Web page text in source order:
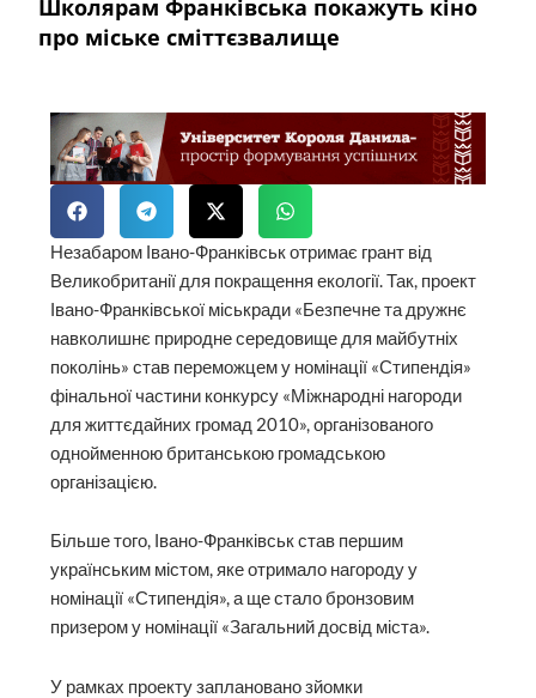
Школярам Франківська покажуть кіно
про міське сміттєзвалище
Незабаром Івано-Франківськ отримає грант від
Великобританії для покращення екології. Так, проект
Івано-Франківської міськради «Безпечне та дружнє
навколишнє природне середовище для майбутніх
поколінь» став переможцем у номінації «Стипендія»
фінальної частини конкурсу «Міжнародні нагороди
для життєдайних громад 2010», організованого
однойменною британською громадською
організацією.
Більше того, Івано-Франківськ став першим
українським містом, яке отримало нагороду у
номінації «Стипендія», а ще стало бронзовим
призером у номінації «Загальний досвід міста».
У рамках проекту заплановано зйомки